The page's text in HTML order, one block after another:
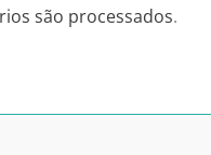
são processados.